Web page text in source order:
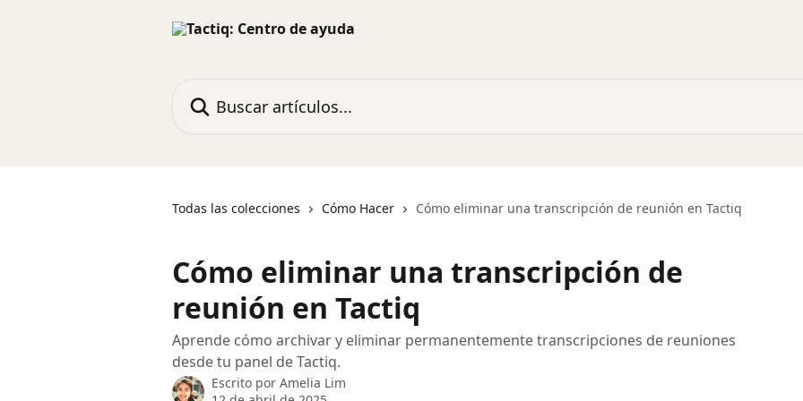
Todas las colecciones Cómo Hacer Cómo eliminar una transcripción de reunión en Tactiq
Cómo eliminar una transcripción de
reunión en Tactiq
Aprende cómo archivar y eliminar permanentemente transcripciones de reuniones
desde tu panel de Tactiq.
Escrito por Amelia Lim